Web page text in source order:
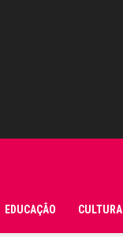
EDUCAÇÃO CULTURA